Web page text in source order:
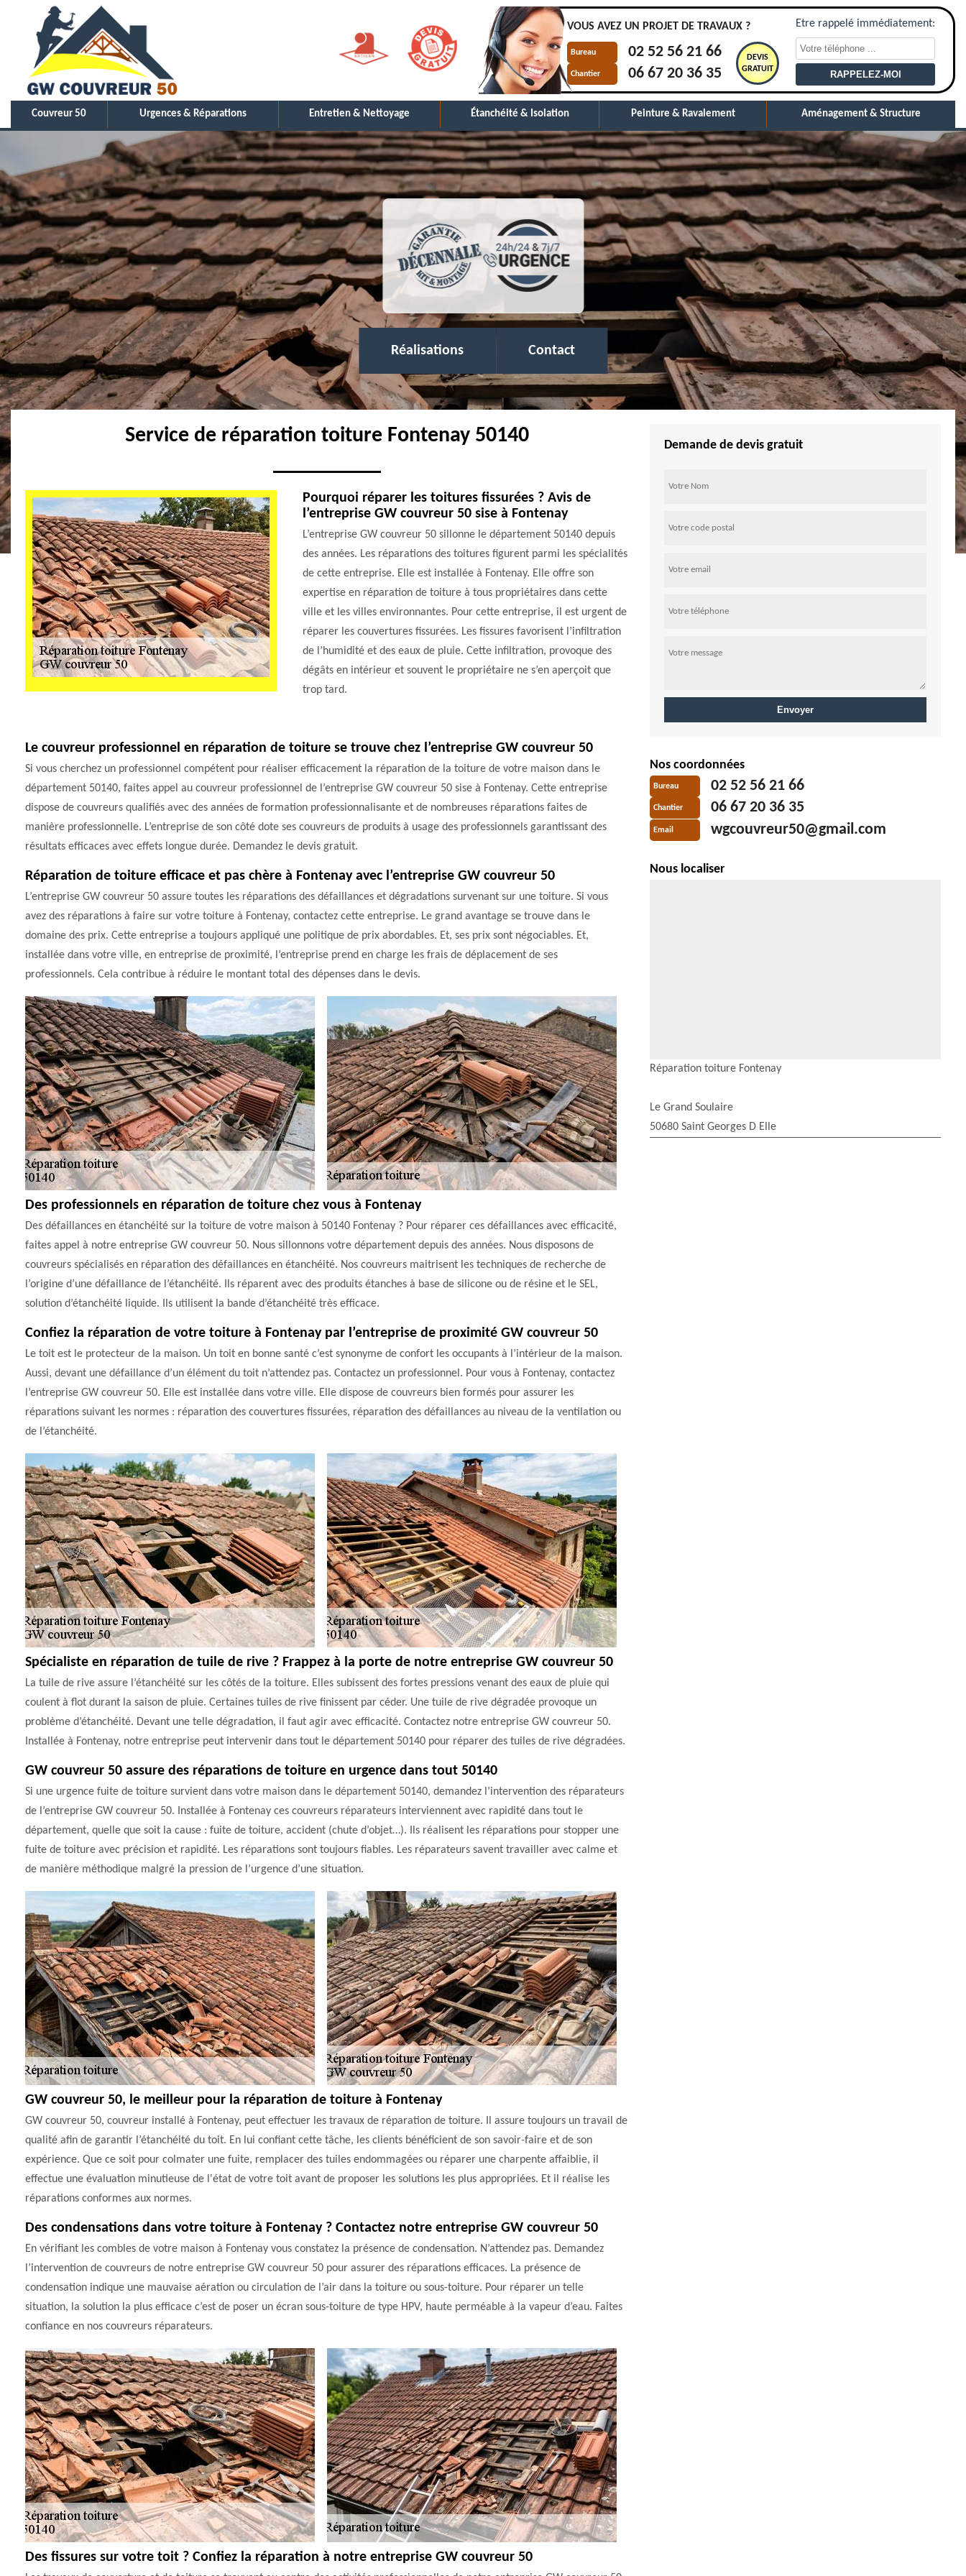
VOUS AVEZ UN PROJET DE TRAVAUX ?
Bureau 02 52 56 21 66
Chantier 06 67 20 36 35
DEVIS
GRATUIT
Etre rappelé immédiatement:
Couvreur 50 Urgences & Réparations Entretien & Nettoyage Étanchéité & Isolation Peinture & Ravalement Aménagement & Structure
Réalisations Contact
Service de réparation toiture Fontenay 50140
Pourquoi réparer les toitures fissurées ? Avis de
l’entreprise GW couvreur 50 sise à Fontenay
L’entreprise GW couvreur 50 sillonne le département 50140 depuis
des années. Les réparations des toitures figurent parmi les spécialités
de cette entreprise. Elle est installée à Fontenay. Elle offre son
expertise en réparation de toiture à tous propriétaires dans cette
ville et les villes environnantes. Pour cette entreprise, il est urgent de
réparer les couvertures fissurées. Les fissures favorisent l’infiltration
de l’humidité et des eaux de pluie. Cette infiltration, provoque des
dégâts en intérieur et souvent le propriétaire ne s’en aperçoit que
trop tard.
Le couvreur professionnel en réparation de toiture se trouve chez l’entreprise GW couvreur 50
Si vous cherchez un professionnel compétent pour réaliser efficacement la réparation de la toiture de votre maison dans le
département 50140, faites appel au couvreur professionnel de l’entreprise GW couvreur 50 sise à Fontenay. Cette entreprise
dispose de couvreurs qualifiés avec des années de formation professionnalisante et de nombreuses réparations faites de
manière professionnelle. L’entreprise de son côté dote ses couvreurs de produits à usage des professionnels garantissant des
résultats efficaces avec effets longue durée. Demandez le devis gratuit.
Réparation de toiture efficace et pas chère à Fontenay avec l’entreprise GW couvreur 50
L’entreprise GW couvreur 50 assure toutes les réparations des défaillances et dégradations survenant sur une toiture. Si vous
avez des réparations à faire sur votre toiture à Fontenay, contactez cette entreprise. Le grand avantage se trouve dans le
domaine des prix. Cette entreprise a toujours appliqué une politique de prix abordables. Et, ses prix sont négociables. Et,
installée dans votre ville, en entreprise de proximité, l’entreprise prend en charge les frais de déplacement de ses
professionnels. Cela contribue à réduire le montant total des dépenses dans le devis.
Des professionnels en réparation de toiture chez vous à Fontenay
Des défaillances en étanchéité sur la toiture de votre maison à 50140 Fontenay ? Pour réparer ces défaillances avec efficacité,
faites appel à notre entreprise GW couvreur 50. Nous sillonnons votre département depuis des années. Nous disposons de
couvreurs spécialisés en réparation des défaillances en étanchéité. Nos couvreurs maitrisent les techniques de recherche de
l’origine d’une défaillance de l’étanchéité. Ils réparent avec des produits étanches à base de silicone ou de résine et le SEL,
solution d’étanchéité liquide. Ils utilisent la bande d’étanchéité très efficace.
Confiez la réparation de votre toiture à Fontenay par l’entreprise de proximité GW couvreur 50
Le toit est le protecteur de la maison. Un toit en bonne santé c’est synonyme de confort les occupants à l’intérieur de la maison.
Aussi, devant une défaillance d’un élément du toit n’attendez pas. Contactez un professionnel. Pour vous à Fontenay, contactez
l’entreprise GW couvreur 50. Elle est installée dans votre ville. Elle dispose de couvreurs bien formés pour assurer les
réparations suivant les normes : réparation des couvertures fissurées, réparation des défaillances au niveau de la ventilation ou
de l’étanchéité.
Spécialiste en réparation de tuile de rive ? Frappez à la porte de notre entreprise GW couvreur 50
La tuile de rive assure l’étanchéité sur les côtés de la toiture. Elles subissent des fortes pressions venant des eaux de pluie qui
coulent à flot durant la saison de pluie. Certaines tuiles de rive finissent par céder. Une tuile de rive dégradée provoque un
problème d’étanchéité. Devant une telle dégradation, il faut agir avec efficacité. Contactez notre entreprise GW couvreur 50.
Installée à Fontenay, notre entreprise peut intervenir dans tout le département 50140 pour réparer des tuiles de rive dégradées.
GW couvreur 50 assure des réparations de toiture en urgence dans tout 50140
Si une urgence fuite de toiture survient dans votre maison dans le département 50140, demandez l’intervention des réparateurs
de l’entreprise GW couvreur 50. Installée à Fontenay ces couvreurs réparateurs interviennent avec rapidité dans tout le
département, quelle que soit la cause : fuite de toiture, accident (chute d’objet…). Ils réalisent les réparations pour stopper une
fuite de toiture avec précision et rapidité. Les réparations sont toujours fiables. Les réparateurs savent travailler avec calme et
de manière méthodique malgré la pression de l’urgence d’une situation.
GW couvreur 50, le meilleur pour la réparation de toiture à Fontenay
GW couvreur 50, couvreur installé à Fontenay, peut effectuer les travaux de réparation de toiture. Il assure toujours un travail de
qualité afin de garantir l’étanchéité du toit. En lui confiant cette tâche, les clients bénéficient de son savoir-faire et de son
expérience. Que ce soit pour colmater une fuite, remplacer des tuiles endommagées ou réparer une charpente affaiblie, il
effectue une évaluation minutieuse de l'état de votre toit avant de proposer les solutions les plus appropriées. Et il réalise les
réparations conformes aux normes.
Des condensations dans votre toiture à Fontenay ? Contactez notre entreprise GW couvreur 50
En vérifiant les combles de votre maison à Fontenay vous constatez la présence de condensation. N’attendez pas. Demandez
l’intervention de couvreurs de notre entreprise GW couvreur 50 pour assurer des réparations efficaces. La présence de
condensation indique une mauvaise aération ou circulation de l’air dans la toiture ou sous-toiture. Pour réparer un telle
situation, la solution la plus efficace c’est de poser un écran sous-toiture de type HPV, haute perméable à la vapeur d’eau. Faites
confiance en nos couvreurs réparateurs.
Des fissures sur votre toit ? Confiez la réparation à notre entreprise GW couvreur 50
Demande de devis gratuit
Nos coordonnées
Bureau 02 52 56 21 66
Chantier 06 67 20 36 35
Email wgcouvreur50@gmail.com
Nous localiser
Réparation toiture Fontenay
Le Grand Soulaire
50680 Saint Georges D Elle